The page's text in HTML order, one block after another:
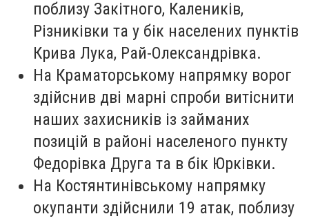
поблизу Закітного, Калеників,
Різниківки та у бік населених пунктів
Крива Лука, Рай-Олександрівка.
На Краматорському напрямку ворог
здійснив дві марні спроби витіснити
наших захисників із займаних
позицій в районі населеного пункту
Федорівка Друга та в бік Юрківки.
На Костянтинівському напрямку
окупанти здійснили 19 атак, поблизу